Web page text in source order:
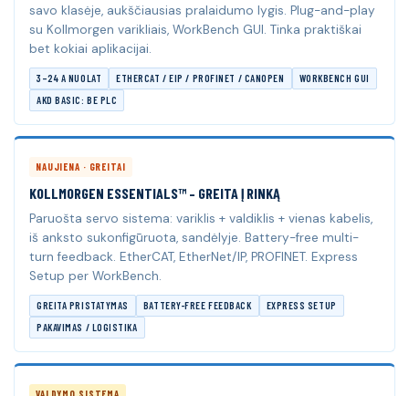
savo klasėje, aukščiausias pralaidumo lygis. Plug-and-play
su Kollmorgen varikliais, WorkBench GUI. Tinka praktiškai
bet kokiai aplikacijai.
3–24 A NUOLAT ETHERCAT / EIP / PROFINET / CANOPEN
WORKBENCH GUI
AKD BASIC: BE PLC
NAUJIENA · GREITAI
KOLLMORGEN ESSENTIALS™ – GREITA Į RINKĄ
Paruošta servo sistema: variklis + valdiklis + vienas kabelis,
iš anksto sukonfigūruota, sandėlyje. Battery-free multi-
turn feedback. EtherCAT, EtherNet/IP, PROFINET. Express
Setup per WorkBench.
GREITA PRISTATYMAS BATTERY-FREE FEEDBACK
EXPRESS SETUP
PAKAVIMAS / LOGISTIKA